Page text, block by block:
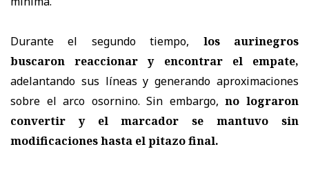
Durante el segundo tiempo, los aurinegros
buscaron reaccionar y encontrar el empate,
adelantando sus líneas y generando aproximaciones
sobre el arco osornino. Sin embargo,no lograron
convertir y el marcador se mantuvo sin
modificaciones hasta el pitazo final.